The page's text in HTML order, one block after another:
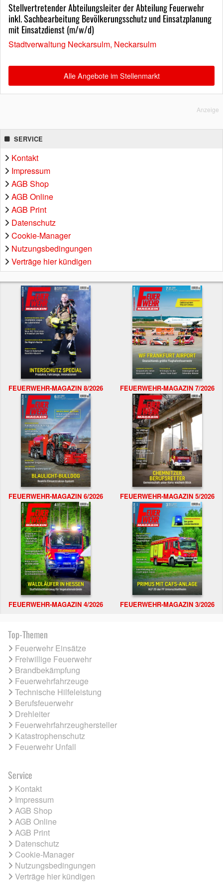
Stellvertretender Abteilungsleiter der Abteilung Feuerwehr
inkl. Sachbearbeitung Bevölkerungsschutz und Einsatzplanung
mit Einsatzdienst (m/w/d)
Stadtverwaltung Neckarsulm, Neckarsulm
Alle Angebote im Stellenmarkt
Anzeige
SERVICE
Kontakt
Impressum
AGB Shop
AGB Online
AGB Print
Datenschutz
Cookie-Manager
Nutzungsbedingungen
Verträge hier kündigen
FEUERWEHR-MAGAZIN 8/2026 FEUERWEHR-MAGAZIN 7/2026
FEUERWEHR-MAGAZIN 6/2026 FEUERWEHR-MAGAZIN 5/2026
FEUERWEHR-MAGAZIN 4/2026 FEUERWEHR-MAGAZIN 3/2026
Top-Themen
Feuerwehr Einsätze
Freiwillige Feuerwehr
Brandbekämpfung
Feuerwehrfahrzeuge
Technische Hilfeleistung
Berufsfeuerwehr
Drehleiter
Feuerwehrfahrzeughersteller
Katastrophenschutz
Feuerwehr Unfall
Service
Kontakt
Impressum
AGB Shop
AGB Online
AGB Print
Datenschutz
Cookie-Manager
Nutzungsbedingungen
Verträge hier kündigen